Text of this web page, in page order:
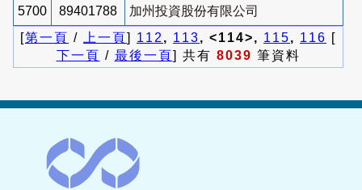
5700 89401788
加州投資股份有限公司
[第一頁 / 上一頁] 112 , 113, <114>, 115, 116 [
下一頁 / 最後一頁] 共有 8039 筆資料